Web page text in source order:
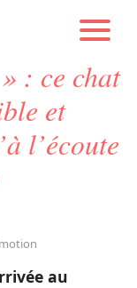
: ce chat
et
l’écoute
au